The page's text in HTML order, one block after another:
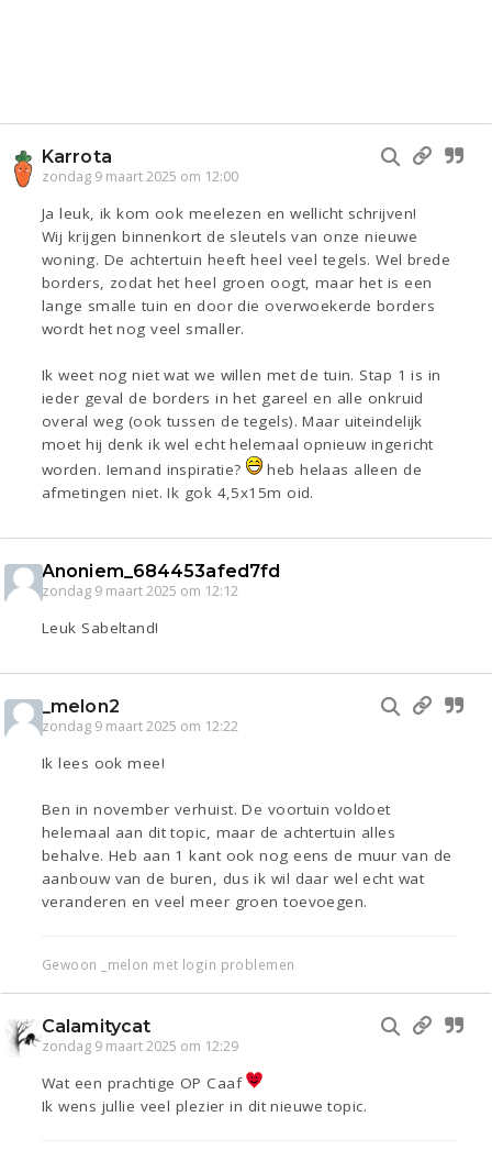
Karrota
zondag 9 maart 2025 om 12:00
Ja leuk, ik kom ook meelezen en wellicht schrijven!
Wij krijgen binnenkort de sleutels van onze nieuwe
woning. De achtertuin heeft heel veel tegels. Wel brede
borders, zodat het heel groen oogt, maar het is een
lange smalle tuin en door die overwoekerde borders
wordt het nog veel smaller.
Ik weet nog niet wat we willen met de tuin. Stap 1 is in
ieder geval de borders in het gareel en alle onkruid
overal weg (ook tussen de tegels). Maar uiteindelijk
moet hij denk ik wel echt helemaal opnieuw ingericht
worden. Iemand inspiratie?
heb helaas alleen de
afmetingen niet. Ik gok 4,5x15m oid.
Anoniem_684453afed7fd
zondag 9 maart 2025 om 12:12
Leuk Sabeltand!
_melon2
zondag 9 maart 2025 om 12:22
Ik lees ook mee!
Ben in november verhuist. De voortuin voldoet
helemaal aan dit topic, maar de achtertuin alles
behalve. Heb aan 1 kant ook nog eens de muur van de
aanbouw van de buren, dus ik wil daar wel echt wat
veranderen en veel meer groen toevoegen.
Gewoon _melon met login problemen
Calamitycat
zondag 9 maart 2025 om 12:29
Wat een prachtige OP Caaf
Ik wens jullie veel plezier in dit nieuwe topic.